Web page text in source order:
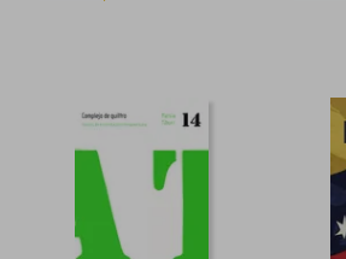
dcto. $ 26.955